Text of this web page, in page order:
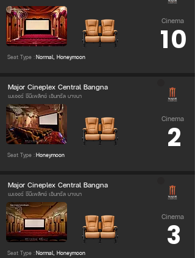
Cinema
10
Seat Type :Normal, Honeymoon
Major Cineplex Central Bangna
เมเจอร์ ซีนีเพล็กซ์ เซ็นทรัล บางนา
Cinema
2
Seat Type :Honeymoon
Major Cineplex Central Bangna
เมเจอร์ ซีนีเพล็กซ์ เซ็นทรัล บางนา
Cinema
3
Seat Type :Normal, Honeymoon